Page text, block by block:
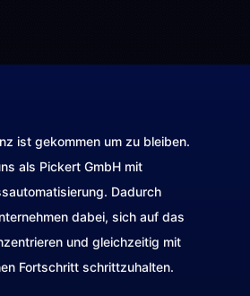
ist gekommen um zu bleiben.
als Pickert GmbH mit
Dadurch
dabei, sich auf das
und gleichzeitig mit
Fortschritt schrittzuhalten.